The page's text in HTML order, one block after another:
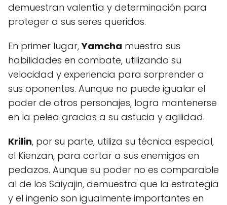
demuestran valentía y determinación para
proteger a sus seres queridos.
En primer lugar,Yamcha muestra sus
habilidades en combate, utilizando su
velocidad y experiencia para sorprender a
sus oponentes. Aunque no puede igualar el
poder de otros personajes, logra mantenerse
en la pelea gracias a su astucia y agilidad.
Krilin, por su parte, utiliza su técnica especial,
el Kienzan, para cortar a sus enemigos en
pedazos. Aunque su poder no es comparable
al de los Saiyajin, demuestra que la estrategia
y el ingenio son igualmente importantes en